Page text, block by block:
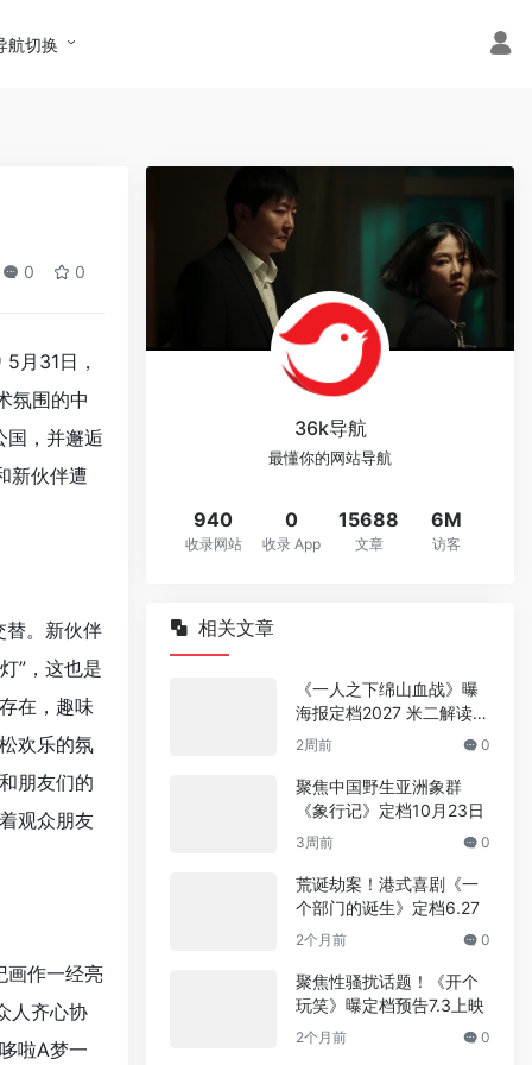
航切换
0 0
5月31日，
氛围的中
国，并邂逅
新伙伴遭
替。新伙伴
”，这也是
在，趣味
欢乐的氛
朋友们的
观众朋友
画作一经亮
人齐心协
啦A梦一
36k导航
最懂你的网站导航
940
收录网站
0
收录 App
15688
文章
6M
访客
相关文章
《一人之下绵山血战》曝
海报定档2027 米二解读剧
情
2周前 0
聚焦中国野生亚洲象群
《象行记》定档10月23日
3周前 0
荒诞劫案！港式喜剧《一
个部门的诞生》定档6.27
2个月前 0
聚焦性骚扰话题！《开个
玩笑》曝定档预告7.3上映
2个月前 0